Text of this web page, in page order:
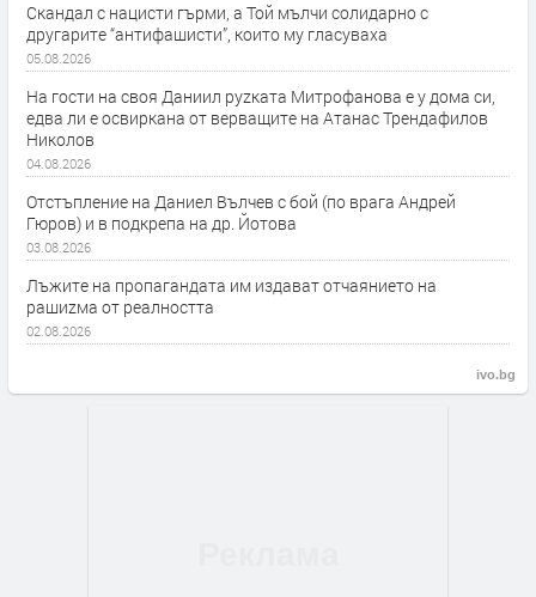
Скандал с нацисти гърми, а Той мълчи солидарно с
другарите “антифашисти”, които му гласуваха
05.08.2026
На гости на своя Даниил руzката Митрофанова е у дома си,
едва ли е освиркана от верващите на Атанас Трендафилов
Николов
04.08.2026
Отстъпление на Даниел Вълчев с бой (по врага Андрей
Гюров) и в подкрепа на др. Йотова
03.08.2026
Лъжите на пропагандата им издават отчаянието на
рашиzма от реалността
02.08.2026
ivo.bg